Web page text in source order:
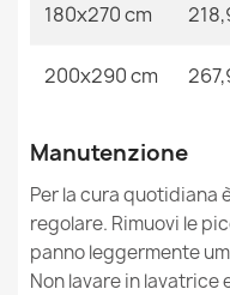
Tappeto BUNNY
26,90 €
Tappeto HAMPTON
45,90 €
180x270 cm
200x290 cm
Manutenzione
Per la cura quotidiana
regolare. Rimuovi le
panno leggermente
Non lavare in lavatrice